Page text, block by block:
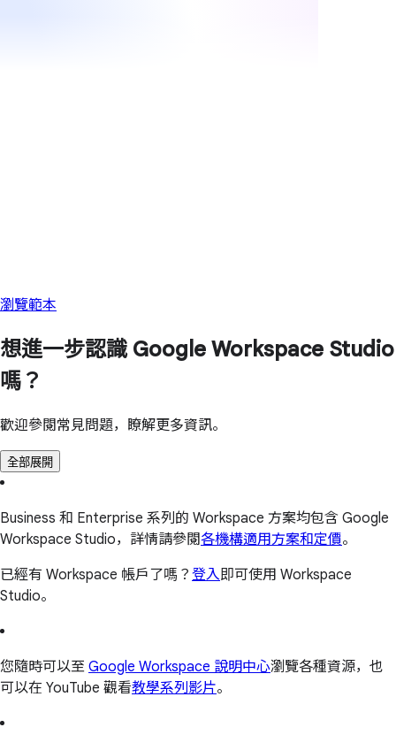
瀏覽範本
想進一步認識 Google Workspace Studio
嗎？
歡迎參閱常見問題，瞭解更多資訊。
全部展開
Business 和 Enterprise 系列的 Workspace 方案均包含 Google
Workspace Studio，詳情請參閱各機構適用方案和定價。
已經有 Workspace 帳戶了嗎？ 登入即可使用 Workspace
Studio。
您隨時可以至 Google Workspace 說明中心瀏覽各種資源，也
可以在 YouTube 觀看教學系列影片。